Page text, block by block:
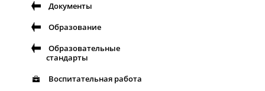
Документы
Образование
Образовательные
стандарты
Воспитательная работа